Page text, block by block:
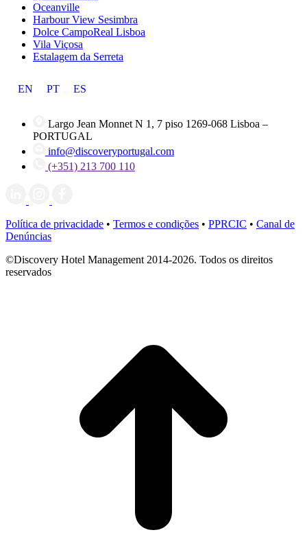
Oceanville
Harbour View Sesimbra
Dolce CampoReal Lisboa
Vila Viçosa
Estalagem da Serreta
EN PT ES
Largo Jean Monnet N 1, 7 piso 1269-068 Lisboa –
PORTUGAL
info@discoveryportugal.com
(+351) 213 700 110
Política de privacidade • Termos e condições • PPRCIC • Canal de
Denúncias
©Discovery Hotel Management 2014-2026. Todos os direitos
reservados